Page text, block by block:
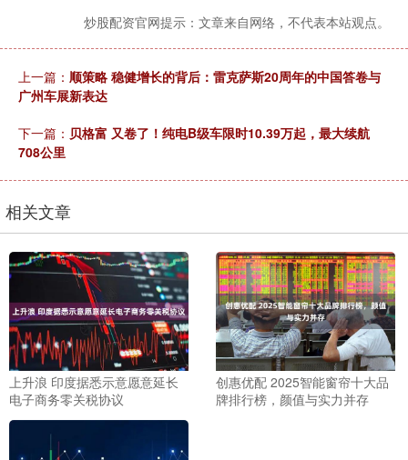
炒股配资官网提示：文章来自网络，不代表本站观点。
上一篇： 顺策略 稳健增长的背后：雷克萨斯20周年的中国答卷与
广州车展新表达
下一篇： 贝格富 又卷了！纯电B级车限时10.39万起，最大续航
708公里
相关文章
上升浪 印度据悉示意愿意延长
电子商务零关税协议
创惠优配 2025智能窗帘十大品
牌排行榜，颜值与实力并存